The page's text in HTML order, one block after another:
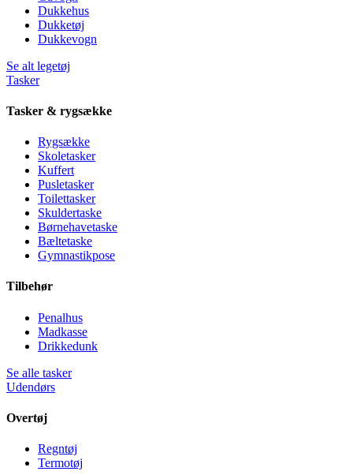
Dukkehus
Dukketøj
Dukkevogn
Se alt legetøj
Tasker
Tasker & rygsække
Rygsække
Skoletasker
Kuffert
Pusletasker
Toilettasker
Skuldertaske
Børnehavetaske
Bæltetaske
Gymnastikpose
Tilbehør
Penalhus
Madkasse
Drikkedunk
Se alle tasker
Udendørs
Overtøj
Regntøj
Termotøj